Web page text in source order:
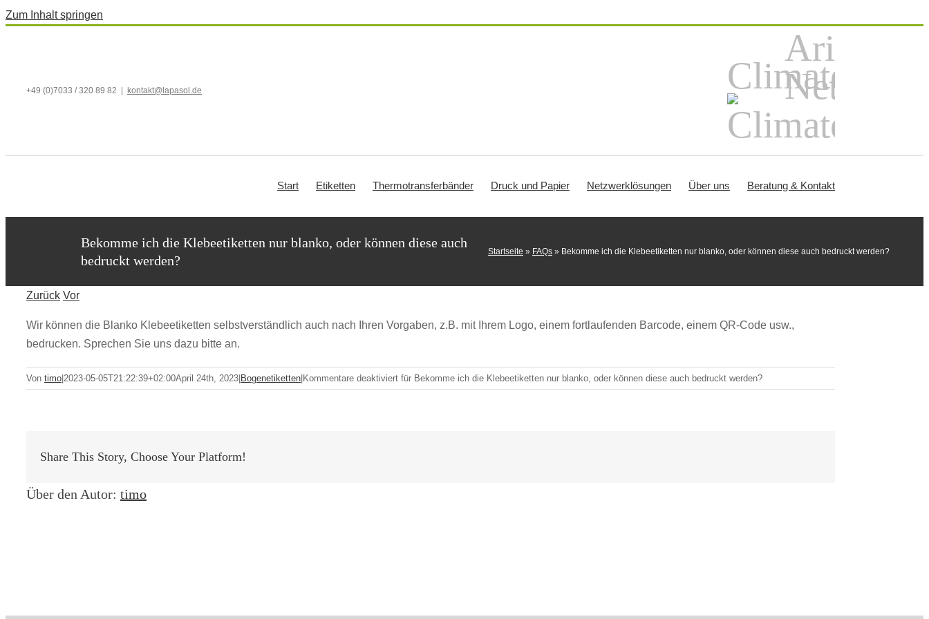
Zum Inhalt springen
+49 (0)7033 / 320 89 82 | kontakt@lapasol.de
Ariba
Network
Start Etiketten Thermotransferbänder Druck und Papier Netzwerklösungen Über uns Beratung & Kontakt
Bekomme ich die Klebeetiketten nur blanko, oder können diese auch
bedruckt werden?
Startseite » FAQs » Bekomme ich die Klebeetiketten nur blanko, oder können diese auch bedruckt werden?
Zurück Vor
Wir können die Blanko Klebeetiketten selbstverständlich auch nach Ihren Vorgaben, z.B. mit Ihrem Logo, einem fortlaufenden Barcode, einem QR-Code usw.,
bedrucken. Sprechen Sie uns dazu bitte an.
Von timo|2023-05-05T21:22:39+02:00April 24th, 2023|Bogenetiketten|Kommentare deaktiviert für Bekomme ich die Klebeetiketten nur blanko, oder können diese auch bedruckt werden?
Share This Story, Choose Your Platform!
Über den Autor: timo